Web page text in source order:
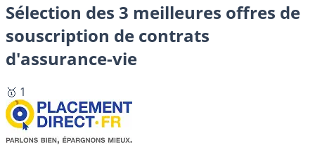
Sélection des 3 meilleures offres de
souscription de contrats
d'assurance-vie
🥇 1